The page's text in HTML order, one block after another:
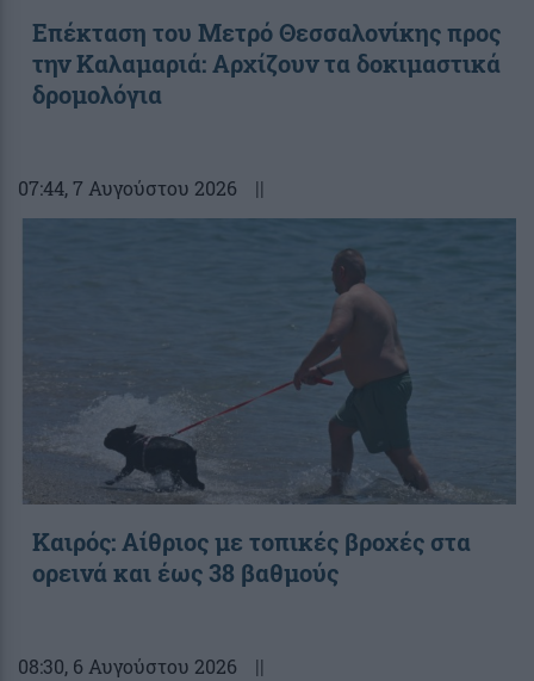
Επέκταση του Μετρό Θεσσαλονίκης προς
την Καλαμαριά: Αρχίζουν τα δοκιμαστικά
δρομολόγια
07:44, 7 Αυγούστου 2026 ||
Καιρός: Αίθριος με τοπικές βροχές στα
ορεινά και έως 38 βαθμούς
08:30, 6 Αυγούστου 2026 ||